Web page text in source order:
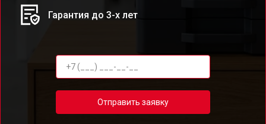
Гарантия до 3-х лет
Отправить заявку